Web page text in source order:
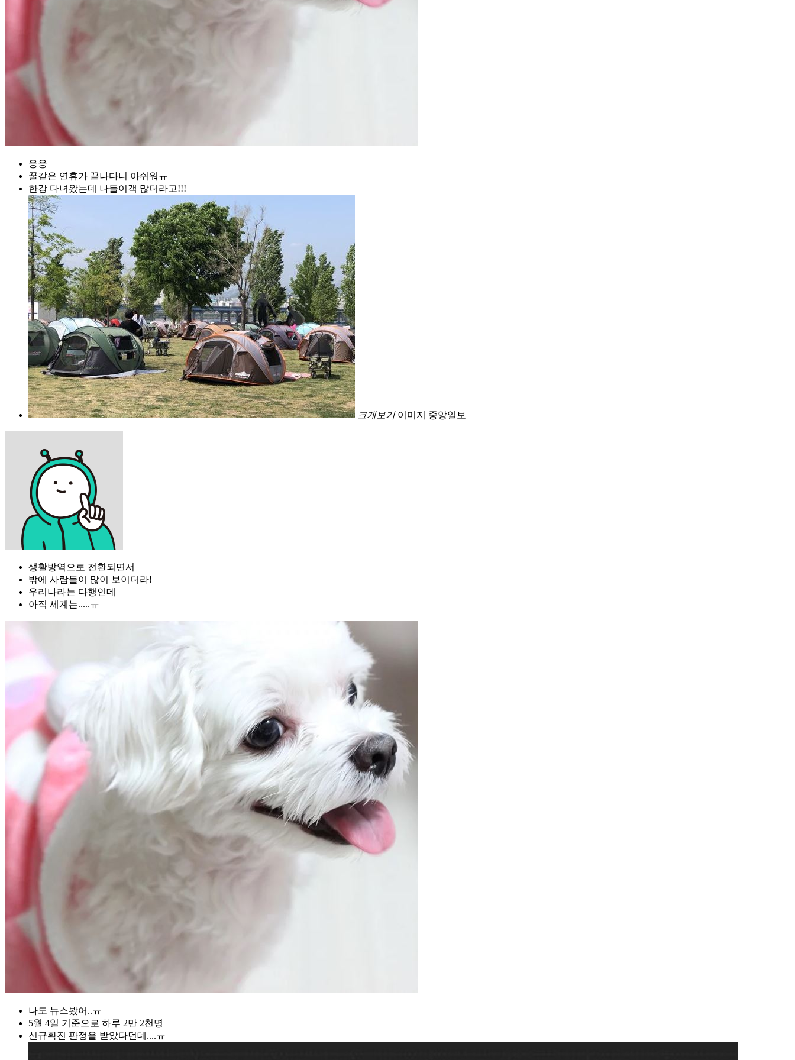
응응
꿀같은 연휴가 끝나다니 아쉬워ㅠ
한강 다녀왔는데 나들이객 많더라고!!!
크게보기 이미지 중앙일보
생활방역으로 전환되면서
밖에 사람들이 많이 보이더라!
우리나라는 다행인데
아직 세계는.....ㅠ
나도 뉴스봤어..ㅠ
5월 4일 기준으로 하루 2만 2천명
신규확진 판정을 받았다던데....ㅠ